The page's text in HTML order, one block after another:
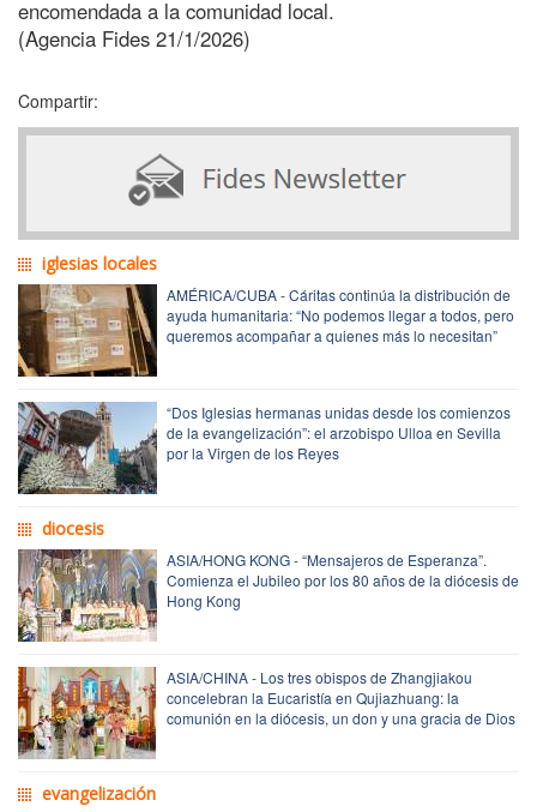
encomendada a la comunidad local.
(Agencia Fides 21/1/2026)
Compartir:
iglesias locales
AMÉRICA/CUBA - Cáritas continúa la distribución de
ayuda humanitaria: “No podemos llegar a todos, pero
queremos acompañar a quienes más lo necesitan”
“Dos Iglesias hermanas unidas desde los comienzos
de la evangelización”: el arzobispo Ulloa en Sevilla
por la Virgen de los Reyes
diocesis
ASIA/HONG KONG - “Mensajeros de Esperanza”.
Comienza el Jubileo por los 80 años de la diócesis de
Hong Kong
ASIA/CHINA - Los tres obispos de Zhangjiakou
concelebran la Eucaristía en Qujiazhuang: la
comunión en la diócesis, un don y una gracia de Dios
evangelización